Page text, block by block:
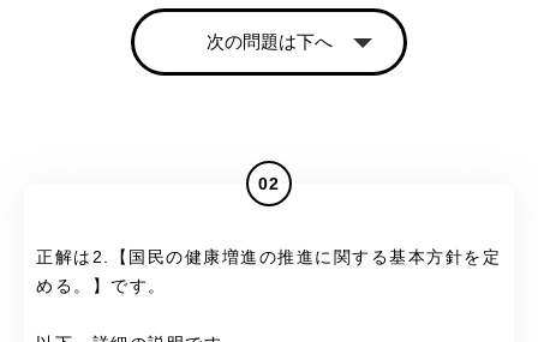
次の問題は下へ
02
正解は2.【国民の健康増進の推進に関する基本方針を定
める。】です。